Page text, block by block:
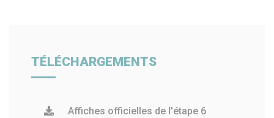
TÉLÉCHARGEMENTS
Affiches officielles de l'étape 6